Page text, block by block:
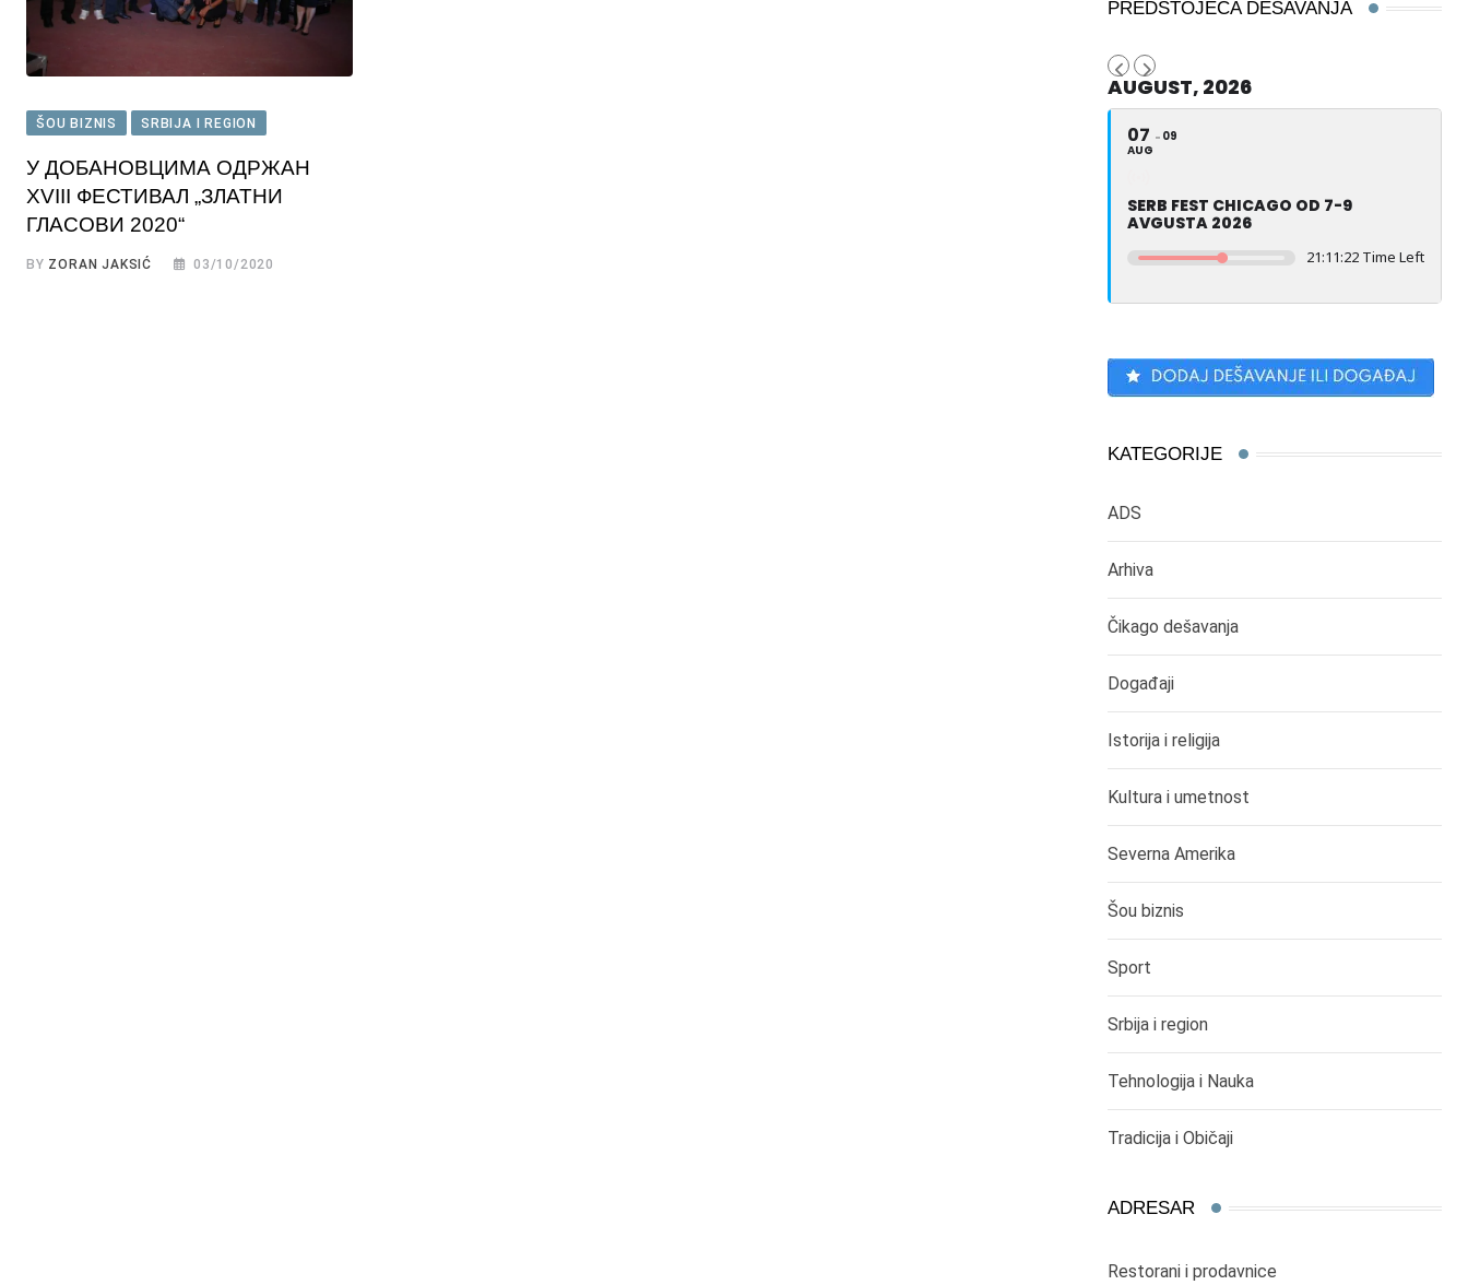
ŠOU BIZNIS SRBIJA I REGION
У ДОБАНОВЦИМА ОДРЖАН
XVIII ФЕСТИВАЛ „ЗЛАТНИ
ГЛАСОВИ 2020“
BY ZORAN JAKSIĆ 03/10/2020
PREDSTOJEĆA DEŠAVANJA
AUGUST, 2026
07
AUG
09
SERB FEST CHICAGO OD 7-9
AVGUSTA 2026
21:11:21 Time Left
KATEGORIJE
ADS
Arhiva
Čikago dešavanja
Događaji
Istorija i religija
Kultura i umetnost
Severna Amerika
Šou biznis
Sport
Srbija i region
Tehnologija i Nauka
Tradicija i Običaji
ADRESAR
Restorani i prodavnice